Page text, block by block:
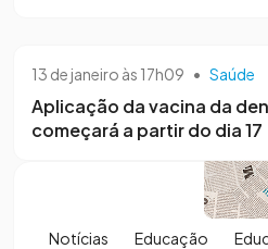
13 de janeiro às 17h09 • Saúde
Aplicação da vacina da
começará a partir do dia 17
Notícias Educação